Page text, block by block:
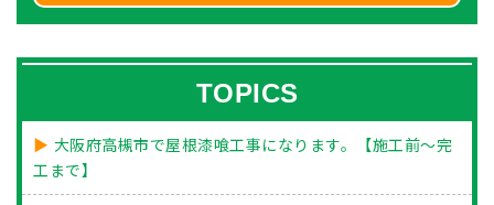
TOPICS
大阪府高槻市で屋根漆喰工事になります。【施工前～完
工まで】